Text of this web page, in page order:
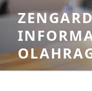
Skip
to
content